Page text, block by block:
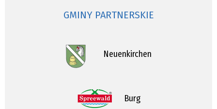
GMINY PARTNERSKIE
Neuenkirchen
Burg